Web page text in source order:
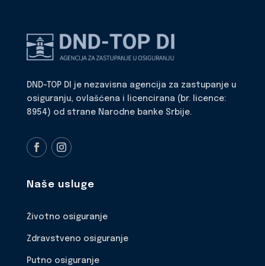
DND-TOP DI je nezavisna agencija za zastupanje u
osiguranju, ovlašćena i licencirana (br. licence:
8954) od strane Narodne banke Srbije.
Naše usluge
Životno osiguranje
Zdravstveno osiguranje
Putno osiguranje